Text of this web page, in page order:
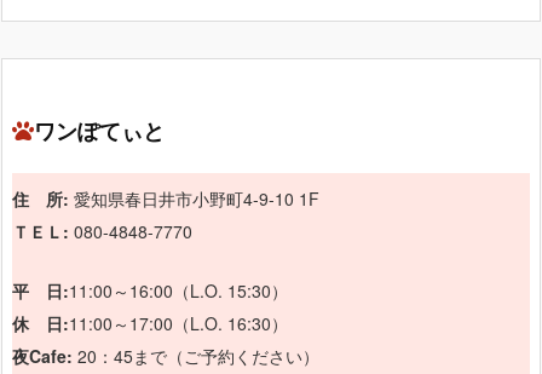
ワンぽてぃと
住 所: 愛知県春日井市小野町4-9-10 1F
ＴＥＬ: 080-4848-7770
平 日:11:00～16:00（L.O. 15:30）
休 日:11:00～17:00（L.O. 16:30）
夜Cafe: 20：45まで（ご予約ください）